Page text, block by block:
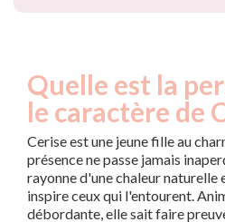
Quelle est la
le caractère de
Cerise est une jeune fille au
présence ne passe jamais
rayonne d'une chaleur naturelle
inspire ceux qui l'entourent.
débordante, elle sait faire